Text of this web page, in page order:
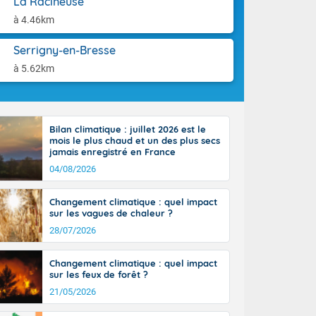
à 4.46km
Serrigny-en-Bresse
à 5.62km
l'après-
14
il fait
30 à 35
Bilan climatique : juillet 2026 est le
mois le plus chaud et un des plus secs
jamais enregistré en France
04/08/2026
Changement climatique : quel impact
sur les vagues de chaleur ?
28/07/2026
Changement climatique : quel impact
sur les feux de forêt ?
21/05/2026